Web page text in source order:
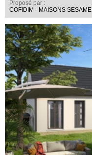
Proposé par :
COFIDIM - MAISONS SESAME